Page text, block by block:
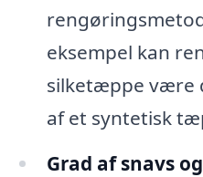
eksempel kan
silketæppe være
af et syntetisk
Grad af snavs